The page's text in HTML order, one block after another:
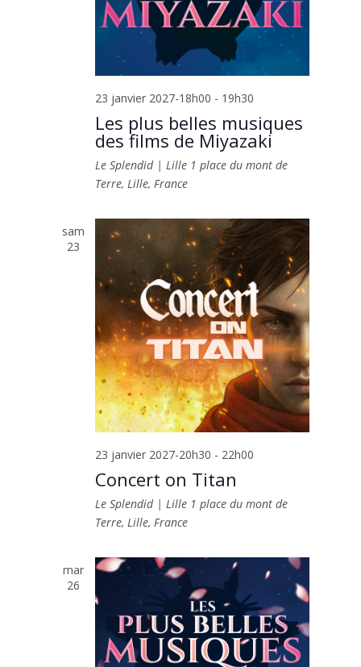
23 janvier 2027-18h00 - 19h30
Les plus belles musiques
des films de Miyazaki
Le Splendid | Lille 1 place du mont de
Terre, Lille, France
sam
23
23 janvier 2027-20h30 - 22h00
Concert on Titan
Le Splendid | Lille 1 place du mont de
Terre, Lille, France
mar
26